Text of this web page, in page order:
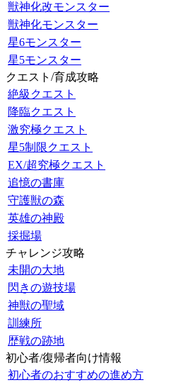
獣神化改モンスター
獣神化モンスター
星6モンスター
星5モンスター
クエスト/育成攻略
絶級クエスト
降臨クエスト
激究極クエスト
星5制限クエスト
EX/超究極クエスト
追憶の書庫
守護獣の森
英雄の神殿
採掘場
チャレンジ攻略
未開の大地
閃きの遊技場
神獣の聖域
訓練所
歴戦の跡地
初心者/復帰者向け情報
初心者のおすすめの進め方